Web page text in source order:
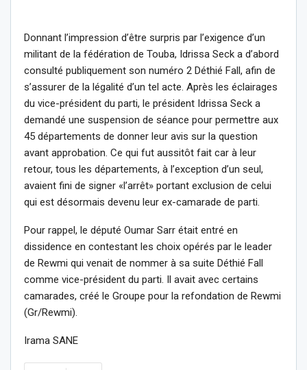
Donnant l’impression d’être surpris par l’exigence d’un
militant de la fédération de Touba, Idrissa Seck a d’abord
consulté publiquement son numéro 2 Déthié Fall, afin de
s’assurer de la légalité d’un tel acte. Après les éclairages
du vice-président du parti, le président Idrissa Seck a
demandé une suspension de séance pour permettre aux
45 départements de donner leur avis sur la question
avant approbation. Ce qui fut aussitôt fait car à leur
retour, tous les départements, à l’exception d’un seul,
avaient fini de signer «l’arrêt» portant exclusion de celui
qui est désormais devenu leur ex-camarade de parti.
Pour rappel, le député Oumar Sarr était entré en
dissidence en contestant les choix opérés par le leader
de Rewmi qui venait de nommer à sa suite Déthié Fall
comme vice-président du parti. Il avait avec certains
camarades, créé le Groupe pour la refondation de Rewmi
(Gr/Rewmi).
Irama SANE